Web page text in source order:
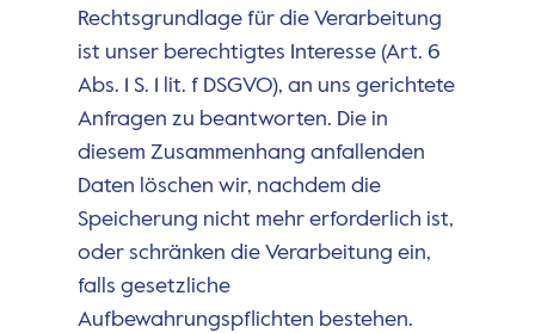
Rechtsgrundlage für die Verarbeitung
ist unser berechtigtes Interesse (Art. 6
Abs. 1 S. 1 lit. f DSGVO), an uns gerichtete
Anfragen zu beantworten. Die in
diesem Zusammenhang anfallenden
Daten löschen wir, nachdem die
Speicherung nicht mehr erforderlich ist,
oder schränken die Verarbeitung ein,
falls gesetzliche
Aufbewahrungspflichten bestehen.